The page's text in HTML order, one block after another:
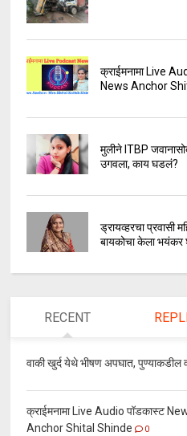
क्राईमनामा Live
News Anchor
मुलीने ITBP
उगवला, काय घडलं?
ड्रायव्हरचा प्रवासी
बायकोचा केला भयंकर
RECENT
वाकी खुर्द येथे भीषण अपघात, पुण्याकडील
क्राईमनामा Live Audio पॉडकास्ट
Anchor Shital Shinde
0